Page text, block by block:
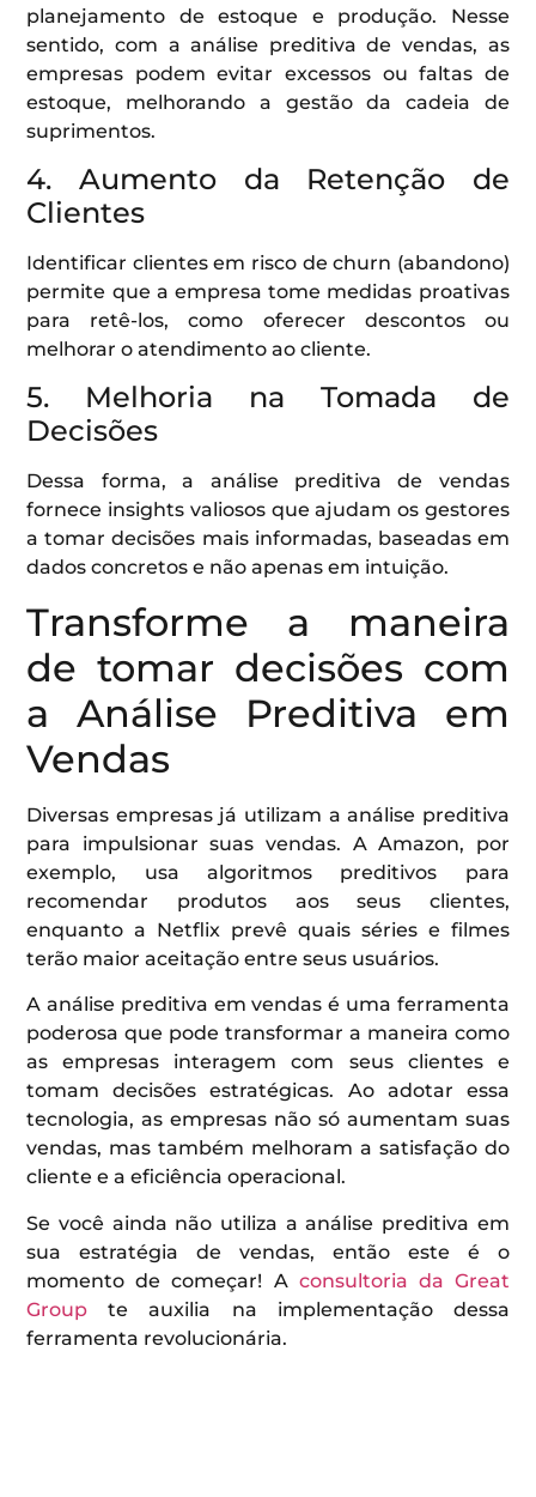
planejamento de estoque e produção. Nesse
sentido, com a análise preditiva de vendas, as
empresas podem evitar excessos ou faltas de
estoque, melhorando a gestão da cadeia de
suprimentos.
4. Aumento da Retenção de
Clientes
Identificar clientes em risco de churn (abandono)
permite que a empresa tome medidas proativas
para retê-los, como oferecer descontos ou
melhorar o atendimento ao cliente.
5. Melhoria na Tomada de
Decisões
Dessa forma, a análise preditiva de vendas
fornece insights valiosos que ajudam os gestores
a tomar decisões mais informadas, baseadas em
dados concretos e não apenas em intuição.
Transforme a maneira
de tomar decisões com
a Análise Preditiva em
Vendas
Diversas empresas já utilizam a análise preditiva
para impulsionar suas vendas. A Amazon, por
exemplo, usa algoritmos preditivos para
recomendar produtos aos seus clientes,
enquanto a Netflix prevê quais séries e filmes
terão maior aceitação entre seus usuários.
A análise preditiva em vendas é uma ferramenta
poderosa que pode transformar a maneira como
as empresas interagem com seus clientes e
tomam decisões estratégicas. Ao adotar essa
tecnologia, as empresas não só aumentam suas
vendas, mas também melhoram a satisfação do
cliente e a eficiência operacional.
Se você ainda não utiliza a análise preditiva em
sua estratégia de vendas, então este é o
momento de começar! A consultoria da Great
Group te auxilia na implementação dessa
ferramenta revolucionária.